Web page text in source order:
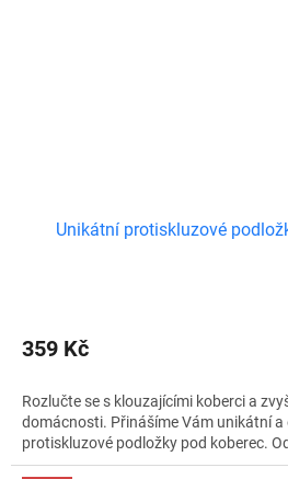
Unikátní protiskluzové
359 Kč
Rozlučte se s klouzajícími koberci a
domácnosti. Přinášíme Vám unikátní a
protiskluzové podložky pod koberec.